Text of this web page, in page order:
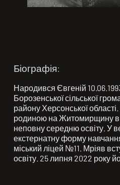
Біографія:
Народився Євгеній
Борозенської сільської
району Херсонської
родиною на Житомирщину в
неповну середню освіту. У
екстернатну форму
міський ліцей №11. Мріяв
освіту. 25 липня 2022 року